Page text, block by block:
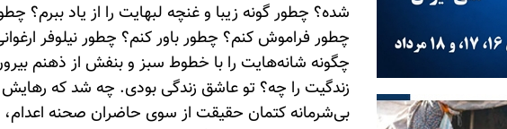
شده؟ چطور گونه زیبا و غنچه لبهایت را از یاد ببرم؟
چطور فراموش کنم؟ چطور باور کنم؟ چطور نیلوفر
چگونه شانه‌هایت را با خطوط سبز و بنفش از ذهنم
زندگیت را چه؟ تو عاشق زندگی بودی. چه شد که
بی‌شرمانه کتمان حقیقت از سوی حاضران صحنه اعدام،